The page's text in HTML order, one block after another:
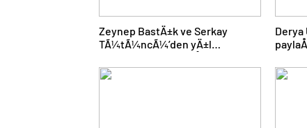
Zeynep BastÄ±k ve Serkay
TÃ¼tÃ¼ncÃ¼’den yÄ±l
Derya